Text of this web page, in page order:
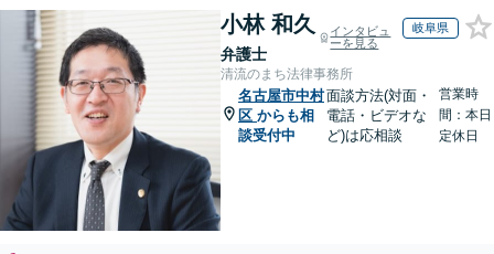
小林 和久
弁護士
インタビュ
ーを見る
岐阜県
清流のまち法律事務所
名古屋市中村
区 からも相
談受付中
面談方法(対面・
電話・ビデオな
ど)は応相談
営業時
間：本日
定休日